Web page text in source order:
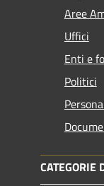
Aree
Uffici
Enti e
Politici
CATEGORIE